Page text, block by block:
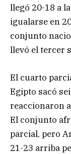
llegó 20-18 a
igualarse en
conjunto
llevó el tercer
El cuarto
Egipto sacó
reaccionaron
El conjunto
parcial, pero
21-23 arriba